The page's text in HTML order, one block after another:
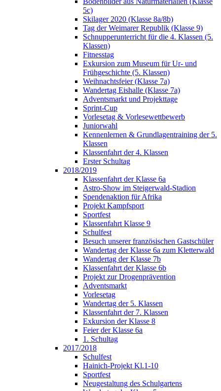
5c)
Skilager 2020 (Klasse 8a/8b)
Tag der Weimarer Republik (Klasse 9)
Schnupperunterricht für die 4. Klassen (5.
Klassen)
Fitnesstag
Exkursion zum Museum für Ur- und
Frühgeschichte (5. Klassen)
Weihnachtsfeier (Klasse 7a)
Wandertag Eishalle (Klasse 7a)
Adventsmarkt und Projekttage
Sprint-Cup
Vorlesetag & Vorlesewettbewerb
Juniorwahl
Kennenlernen & Grundlagentraining der 5.
Klassen
Klassenfahrt der 4. Klassen
Erster Schultag
2018/2019
Klassenfahrt der Klasse 6a
Astro-Show im Steigerwald-Stadion
Spendenaktion für Afrika
Projekt Kampfsport
Sportfest
Klassenfahrt Klasse 9
Schulfest
Besuch unserer französischen Gastschüler
Wandertag der Klasse 6a zum Kletterwald
Wandertag der Klasse 7b
Klassenfahrt der Klasse 6b
Projekt zur Drogenprävention
Adventsmarkt
Vorlesetag
Wandertag der 5. Klassen
Klassenfahrt der 7. Klassen
Exkursion der Klasse 8
Feier der Klasse 6a
1. Schultag
2017/2018
Schulfest
Hainich-Projekt Kl.1-10
Sportfest
Neugestaltung des Schulgartens